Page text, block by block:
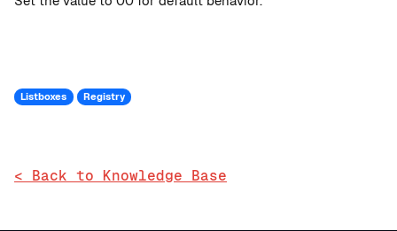
Listboxes Registry
< Back to Knowledge Base